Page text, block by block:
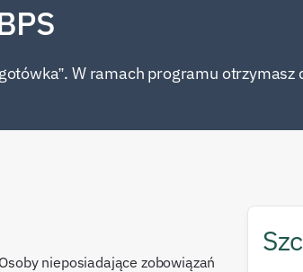
W ramach programu
nieposiadające zobowiązań